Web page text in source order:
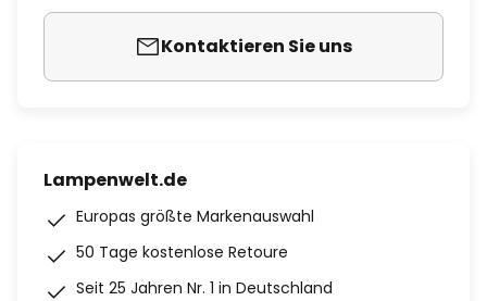
Kontaktieren Sie uns
Lampenwelt.de
Europas größte Markenauswahl
50 Tage kostenlose Retoure
Seit 25 Jahren Nr. 1 in Deutschland